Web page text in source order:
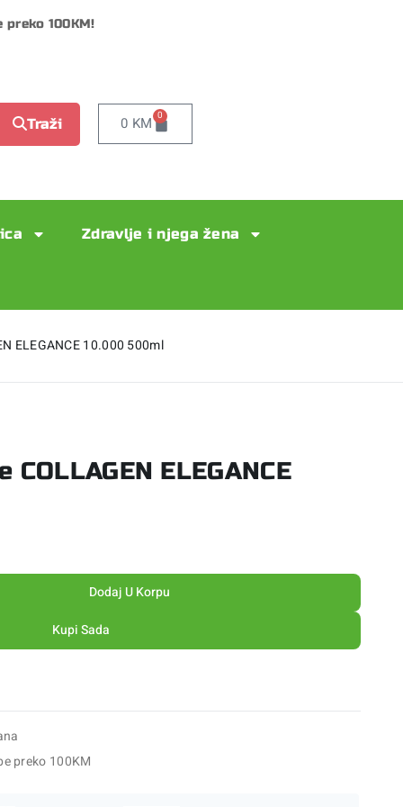
preko 100KM!
Traži 0 KM 0
Zdravlje i njega žena
ELEGANCE 10.000 500ml
ELEGANCE
Dodaj U Korpu
Kupi Sada
preko 100KM